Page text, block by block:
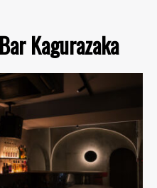
Kagurazaka